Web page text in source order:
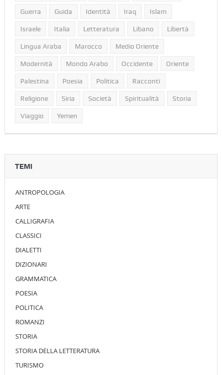
Guerra Guida Identità Iraq Islam
Israele Italia Letteratura Libano Libertà
Lingua Araba Marocco Medio Oriente
Modernità Mondo Arabo Occidente Oriente
Palestina Poesia Politica Racconti
Religione Siria Società Spiritualità Storia
Viaggio Yemen
TEMI
ANTROPOLOGIA
ARTE
CALLIGRAFIA
CLASSICI
DIALETTI
DIZIONARI
GRAMMATICA
POESIA
POLITICA
ROMANZI
STORIA
STORIA DELLA LETTERATURA
TURISMO